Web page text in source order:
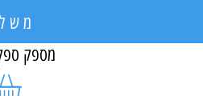
מספק ספק